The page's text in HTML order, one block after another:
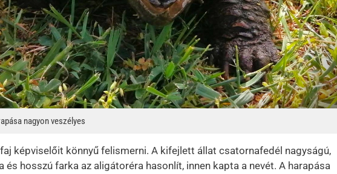
nagyon veszélyes
képviselőit könnyű felismerni. A kifejlett állat csatornafedél nagyságú,
és hosszú farka az aligátoréra hasonlít, innen kapta a nevét. A harapása